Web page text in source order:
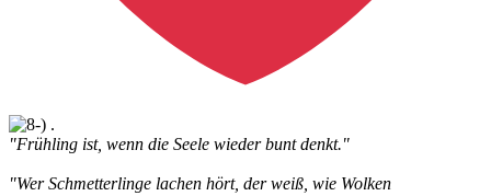
.
"Frühling ist, wenn die Seele wieder bunt denkt."
"Wer Schmetterlinge lachen hört, der weiß, wie Wolken